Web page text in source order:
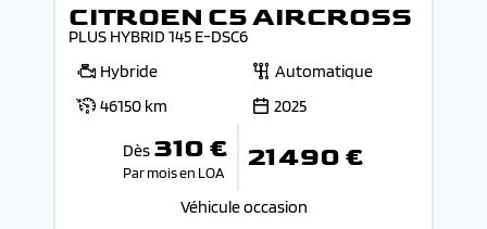
CITROEN C5 AIRCROSS
PLUS HYBRID 145 E-DSC6
Hybride
Automatique
46150 km
2025
Dès 310 €
Par mois en LOA 21 490 €
Véhicule occasion